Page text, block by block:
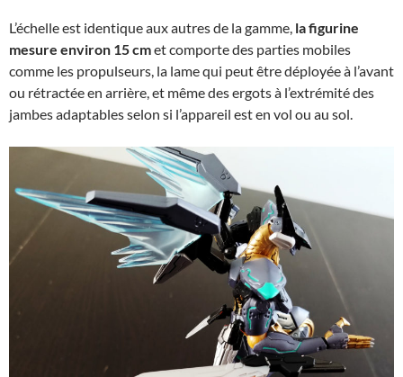
L’échelle est identique aux autres de la gamme, la figurine
mesure environ 15 cmet comporte des parties mobiles
comme les propulseurs, la lame qui peut être déployée à l’avant
ou rétractée en arrière, et même des ergots à l’extrémité des
jambes adaptables selon si l’appareil est en vol ou au sol.